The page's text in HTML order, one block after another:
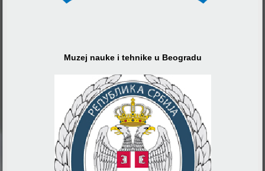
Muzej nauke i tehnike u Beogradu